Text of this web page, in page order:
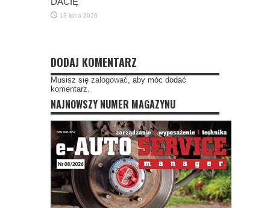
13 lipca 2026
DODAJ KOMENTARZ
Musisz się zalogować , aby móc dodać
komentarz.
NAJNOWSZY NUMER MAGAZYNU